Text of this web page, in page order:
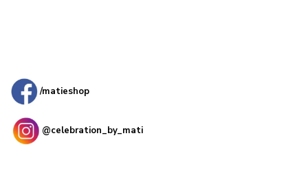
/matieshop
@celebration_by_mati